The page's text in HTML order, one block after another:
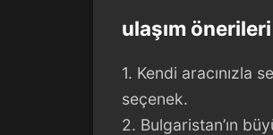
ulaşım önerileri
1. Kendi aracınızla
seçenek.
2. Bulgaristan’ın